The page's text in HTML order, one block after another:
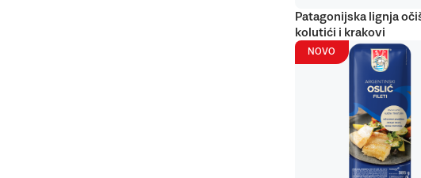
Patagonijska lignja
kolutići i krakovi
NOVO